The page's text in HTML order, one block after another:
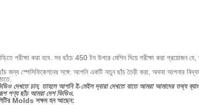
পরীক্ষা করা হবে. সব ছাঁচে 450 টন উপরে মেশিন দিয়ে পরীক্ষা করা প্রয়োজন যে,
সঙ্গে: আপনি একটি নতুন ছাঁচ তৈরী করা, অথবা আপনার
দেখতে চান, তাহলে আপনি ই-মেইল দ্বারা দেখতে যাতে আমরা আমাদের তথ্য
পণ্য ছাঁচ আমরা দেশ ভিডিও.
Molds সক্ষম হন আছেন: